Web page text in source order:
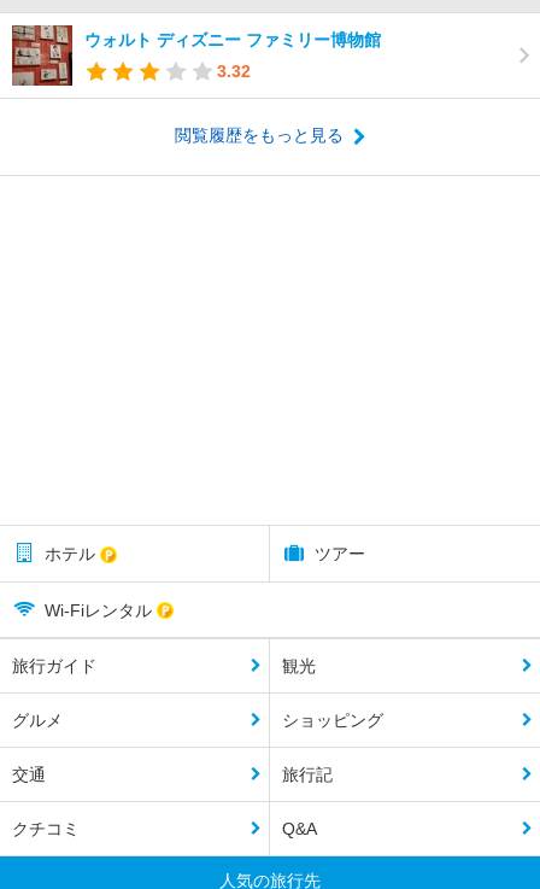
ウォルト ディズニー ファミリー博物館
3.32
閲覧履歴をもっと見る
ホテル ツアー
Wi-Fiレンタル
旅行ガイド 観光
グルメ ショッピング
交通 旅行記
クチコミ Q&A
人気の旅行先